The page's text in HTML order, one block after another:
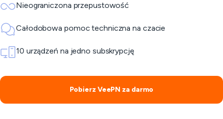
Nieograniczona przepustowość
Całodobowa pomoc techniczna na czacie
10 urządzeń na jedno subskrypcję
Pobierz VeePN za darmo